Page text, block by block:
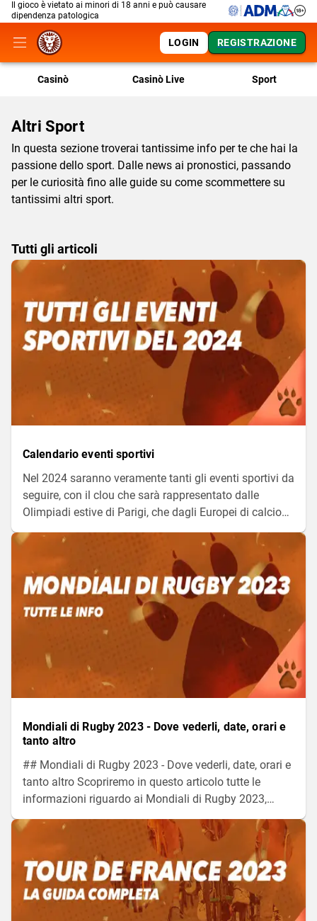
Il gioco è vietato ai minori di 18 anni e può causare
dipendenza patologica
LOGIN REGISTRAZIONE
Casinò Casinò Live Sport
Altri Sport
In questa sezione troverai tantissime info per te che hai la
passione dello sport. Dalle news ai pronostici, passando
per le curiosità fino alle guide su come scommettere su
tantissimi altri sport.
Tutti gli articoli
Calendario eventi sportivi
Nel 2024 saranno veramente tanti gli eventi sportivi da
seguire, con il clou che sarà rappresentato dalle
Olimpiadi estive di Parigi, che dagli Europei di calcio
che partiranno il prossimo giugno in Germania. Scopri
qui tutti gli eventi dell'anno.
Mondiali di Rugby 2023 - Dove vederli, date, orari e
tanto altro
## Mondiali di Rugby 2023 - Dove vederli, date, orari e
tanto altro Scopriremo in questo articolo tutte le
informazioni riguardo ai Mondiali di Rugby 2023,
come le date, gli orari, dove vedere le partite, e
sopratutto tutte le info sulla nostra nazionale azzurra.